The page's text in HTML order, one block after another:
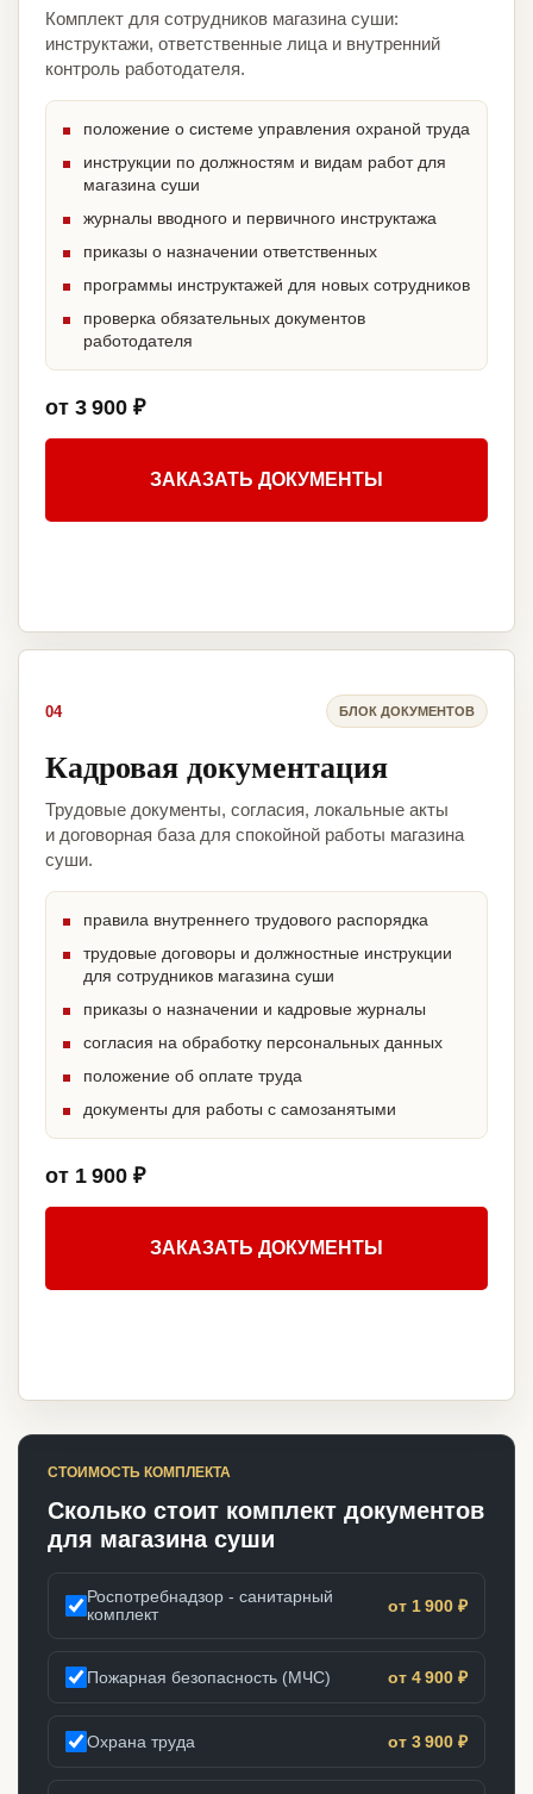
Комплект для сотрудников магазина суши:
инструктажи, ответственные лица и внутренний
контроль работодателя.
положение о системе управления охраной труда
инструкции по должностям и видам работ для
магазина суши
журналы вводного и первичного инструктажа
приказы о назначении ответственных
программы инструктажей для новых сотрудников
проверка обязательных документов
работодателя
от 3 900 ₽
ЗАКАЗАТЬ ДОКУМЕНТЫ
04 БЛОК ДОКУМЕНТОВ
Кадровая документация
Трудовые документы, согласия, локальные акты
и договорная база для спокойной работы магазина
суши.
правила внутреннего трудового распорядка
трудовые договоры и должностные инструкции
для сотрудников магазина суши
приказы о назначении и кадровые журналы
согласия на обработку персональных данных
положение об оплате труда
документы для работы с самозанятыми
от 1 900 ₽
ЗАКАЗАТЬ ДОКУМЕНТЫ
СТОИМОСТЬ КОМПЛЕКТА
Сколько стоит комплект документов
для магазина суши
Роспотребнадзор - санитарный
комплект
от 1 900 ₽
Пожарная безопасность (МЧС) от 4 900 ₽
Охрана труда от 3 900 ₽